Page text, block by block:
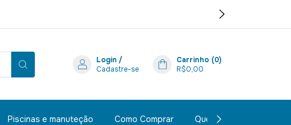
Login /
Cadastre-se
Carrinho (0)
R$0,00
Piscinas e manuteção Como Comprar Quem Somos